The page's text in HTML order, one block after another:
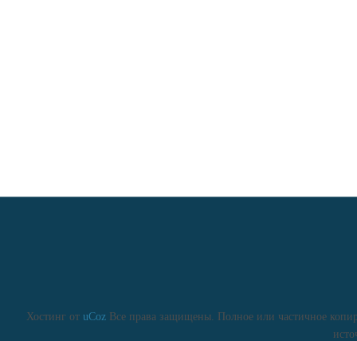
Хостинг от uCozВсе права защищены. Полное или частичное